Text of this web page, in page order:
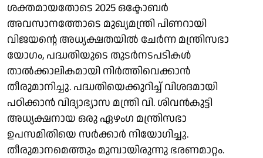
ശക്തമായതോടെ 2025 ഒക്ടോബര്‍
അവസാനത്തോടെ മുഖ്യമന്ത്രി പിണറായി
വിജയന്റെ അധ്യക്ഷതയില്‍ ചേര്‍ന്ന മന്ത്രിസഭാ
യോഗം, പദ്ധതിയുടെ തുടര്‍നടപടികള്‍
താല്‍ക്കാലികമായി നിര്‍ത്തിവെക്കാന്‍
തീരുമാനിച്ചു. പദ്ധതിയെക്കുറിച്ച് വിശദമായി
പഠിക്കാന്‍ വിദ്യാഭ്യാസ മന്ത്രി വി. ശിവന്‍കുട്ടി
അധ്യക്ഷനായ ഒരു ഏഴംഗ മന്ത്രിസഭാ
ഉപസമിതിയെ സര്‍ക്കാര്‍ നിയോഗിച്ചു.
തീരുമാനമെത്തും മുമ്പായിരുന്നു ഭരണമാറ്റം.